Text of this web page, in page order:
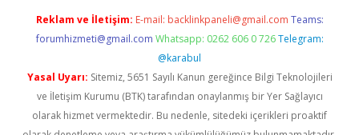
Reklam ve İletişim: E-mail: backlinkpaneli@gmail.com Teams:
forumhizmeti@gmail.com Whatsapp: 0262 606 0 726 Telegram:
@karabul
Yasal Uyarı: Sitemiz, 5651 Sayılı Kanun gereğince Bilgi Teknolojileri
ve İletişim Kurumu (BTK) tarafından onaylanmış bir Yer Sağlayıcı
olarak hizmet vermektedir. Bu nedenle, sitedeki içerikleri proaktif